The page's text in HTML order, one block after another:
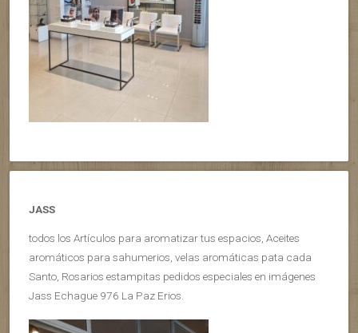
JASS
todos los Artículos para aromatizar tus espacios, Aceites
aromáticos para sahumerios, velas aromáticas pata cada
Santo, Rosarios estampitas pedidos especiales en imágenes
Jass Echague 976 La Paz Erios.